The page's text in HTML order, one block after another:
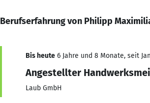
Berufserfahrung von Philipp
Bis heute 6 Jahre und 8 Monate, seit
Angestellter
Laub GmbH